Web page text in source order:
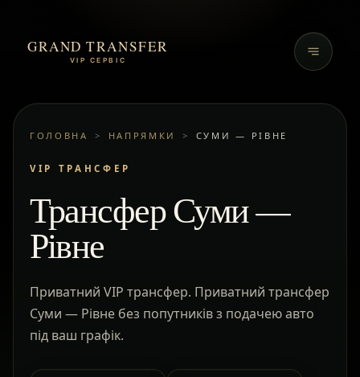
GRAND TRANSFER
VIP СЕРВІС
ГОЛОВНА > НАПРЯМКИ > СУМИ — РІВНЕ
VIP ТРАНСФЕР
Трансфер Суми —
Рівне
Приватний VIP трансфер. Приватний трансфер
Суми — Рівне без попутників з подачею авто
під ваш графік.